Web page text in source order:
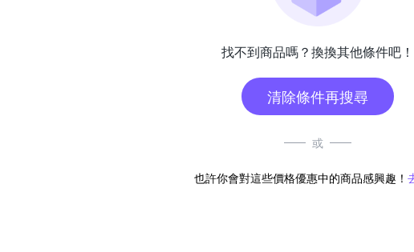
找不到商品嗎？換換其他條件吧！
清除條件再搜尋
或
也許你會對這些價格優惠中的商品感興趣！